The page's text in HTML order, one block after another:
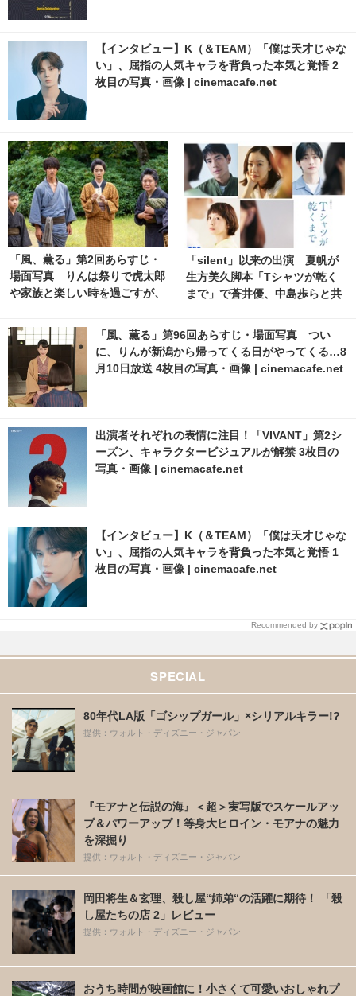
【インタビュー】K（＆TEAM）「僕は天才じゃな
い」、屈指の人気キャラを背負った本気と覚悟 2
枚目の写真・画像 | cinemacafe.net
「風、薫る」第2回あらすじ・
場面写真 りんは祭りで虎太郎
や家族と楽しい時を過ごすが、
て…3月31日放送 2枚目の写
真・画像 | cinemacafe.net
「silent」以来の出演 夏帆が
生方美久脚本「Tシャツが乾く
まで」で蒼井優、中島歩らと共
「風、薫る」第96回あらすじ・場面写真 つい
に、りんが新潟から帰ってくる日がやってくる…8
月10日放送 4枚目の写真・画像 | cinemacafe.net
出演者それぞれの表情に注目！「VIVANT」第2シ
ーズン、キャラクタービジュアルが解禁 3枚目の
写真・画像 | cinemacafe.net
【インタビュー】K（＆TEAM）「僕は天才じゃな
い」、屈指の人気キャラを背負った本気と覚悟 1
枚目の写真・画像 | cinemacafe.net
Recommended by
SPECIAL
80年代LA版「ゴシップガール」×シリアルキラー!?
提供：ウォルト・ディズニー・ジャパン
『モアナと伝説の海』＜超＞実写版でスケールアッ
プ＆パワーアップ！等身大ヒロイン・モアナの魅力
を深掘り
提供：ウォルト・ディズニー・ジャパン
岡田将生＆玄理、殺し屋“姉弟“の活躍に期待！ 「殺
し屋たちの店 2」レビュー
提供：ウォルト・ディズニー・ジャパン
おうち時間が映画館に！小さくて可愛いおしゃれプ